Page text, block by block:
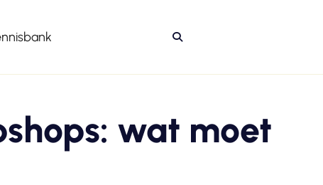

wat moet